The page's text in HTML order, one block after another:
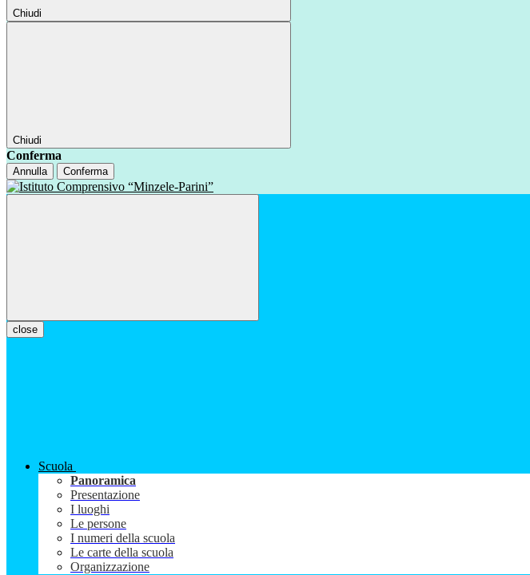
Chiudi
Chiudi
Conferma
Annulla Conferma
close
Scuola
Panoramica
Presentazione
I luoghi
Le persone
I numeri della scuola
Le carte della scuola
Organizzazione